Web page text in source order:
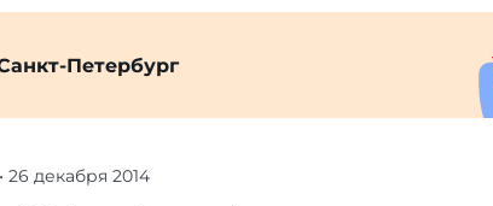
Петербург
• 26 декабря 2014